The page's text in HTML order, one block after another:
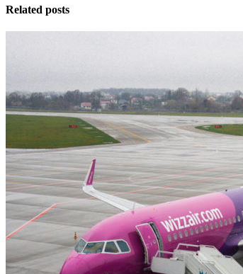
Related posts